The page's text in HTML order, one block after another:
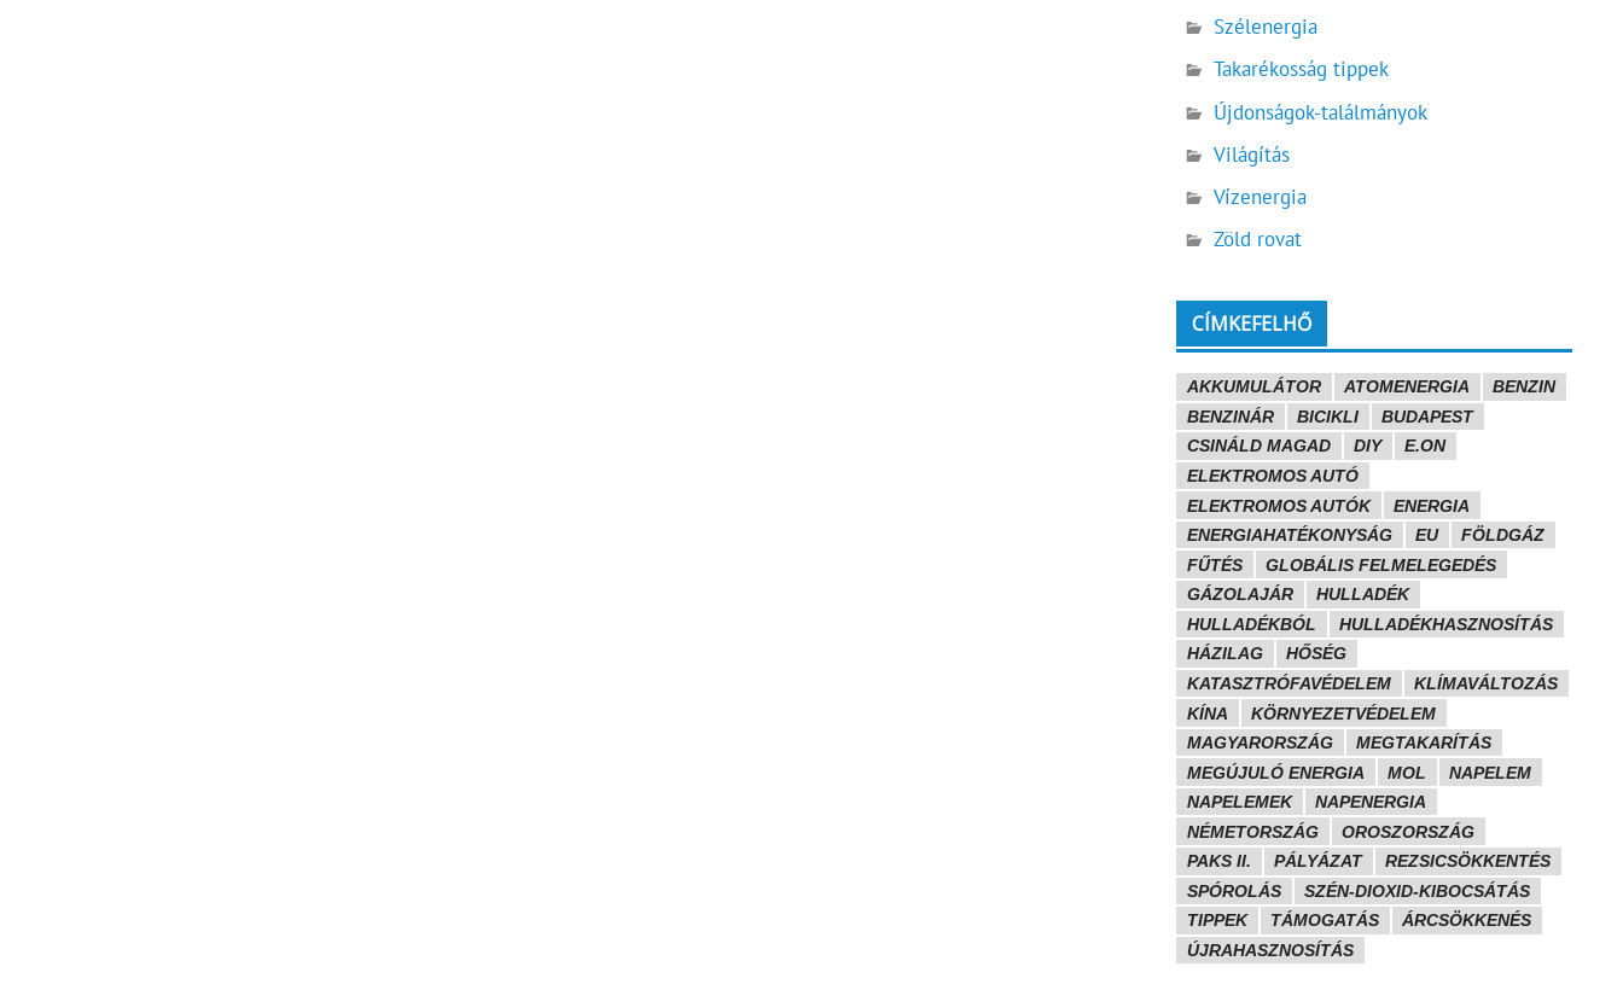
Szélenergia
Takarékosság tippek
Újdonságok-találmányok
Világítás
Vízenergia
Zöld rovat
CÍMKEFELHŐ
AKKUMULÁTOR ATOMENERGIA
BENZIN
BENZINÁR
BICIKLI
BUDAPEST
CSINÁLD MAGAD
DIY
E.ON
ELEKTROMOS AUTÓ
ELEKTROMOS AUTÓK
ENERGIA
ENERGIAHATÉKONYSÁG
EU
FÖLDGÁZ
FŰTÉS
GLOBÁLIS FELMELEGEDÉS
GÁZOLAJÁR
HULLADÉK
HULLADÉKBÓL
HULLADÉKHASZNOSÍTÁS
HÁZILAG
HŐSÉG
KATASZTRÓFAVÉDELEM
KLÍMAVÁLTOZÁS
KÍNA
KÖRNYEZETVÉDELEM
MAGYARORSZÁG
MEGTAKARÍTÁS
MEGÚJULÓ ENERGIA
MOL
NAPELEM
NAPELEMEK
NAPENERGIA
NÉMETORSZÁG
OROSZORSZÁG
PAKS II.
PÁLYÁZAT
REZSICSÖKKENTÉS
SPÓROLÁS
SZÉN-DIOXID-KIBOCSÁTÁS
TIPPEK
TÁMOGATÁS
ÁRCSÖKKENÉS
ÚJRAHASZNOSÍTÁS